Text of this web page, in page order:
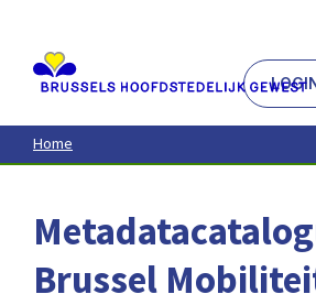
contenu
principal
Home
Brussel